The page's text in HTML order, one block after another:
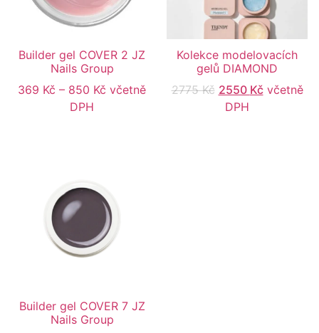
Builder gel COVER 2 JZ
Nails Group
369 Kč – 850 Kč včetně
DPH
Kolekce modelovacích
gelů DIAMOND
2775Kč 2550 Kč včetně
DPH
Builder gel COVER 7 JZ
Nails Group